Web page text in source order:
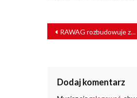
NAWIGACJA
WPISU
RAWAG rozbudowuje zakład w Rawiczu [ZDJĘCIA]
Dodaj komentarz